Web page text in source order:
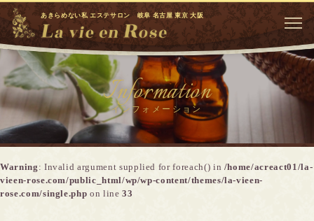
あきらめない私 エステサロン 岐阜 名古屋 東京 大阪
Information
インフォメーション
Warning : Invalid argument supplied for foreach() in /home/acreact01/la-
vieen-rose.com/public_html/wp/wp-content/themes/la-vieen-
rose.com/single.php on line33